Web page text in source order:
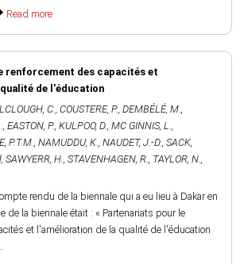
Read more
renforcement des capacités et
de l'éducation
C., COUSTERE, P., DEMBÉLÉ, M.,
, EASTON, P., KULPOO, D., MC GINNIS, L.,
P.T.M., NAMUDDU, K., NAUDET, J.-D., SACK,
, SAWYERR, H., STAVENHAGEN, R., TAYLOR, N.,
rendu de la biennale qui a eu lieu à Dakar en
de la biennale était : « Partenariats pour le
et l'amélioration de la qualité de l'éducation